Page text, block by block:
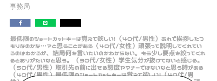
事務局